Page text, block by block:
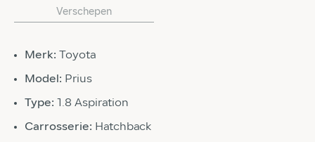
Verschepen
Merk: Toyota
Model: Prius
Type: 1.8 Aspiration
Carrosserie: Hatchback